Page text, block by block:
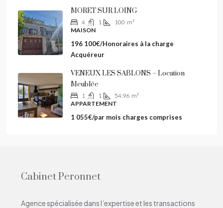
MORET SUR LOING
4 1 100 m²
MAISON
196 100€/Honoraires à la charge
Acquéreur
VENEUX LES SABLONS – Location
Meublée
1 1 54.96 m²
APPARTEMENT
1 055€/par mois charges comprises
Cabinet Peronnet
Agence spécialisée dans l’expertise et les transactions